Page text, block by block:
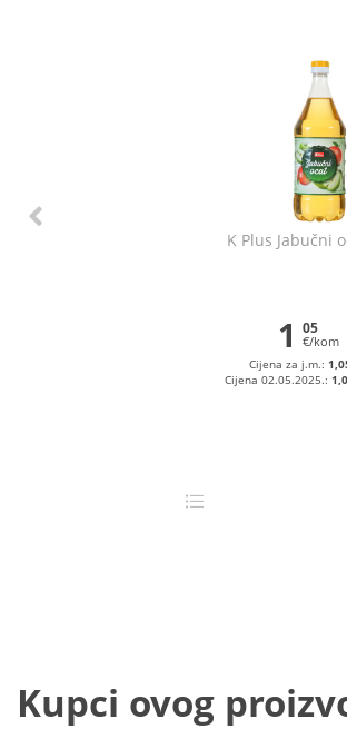
K Plus Jabučni
1 05
€/kom
Cijena za j.m.:
Cijena 02.05.2025.:
Kupci ovog